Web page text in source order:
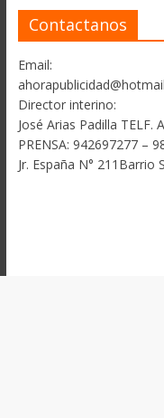
Contactanos
Email:
Director interino:
José Arias Padilla TELF.
PRENSA: 942697277 –
Jr. España N° 211Barrio